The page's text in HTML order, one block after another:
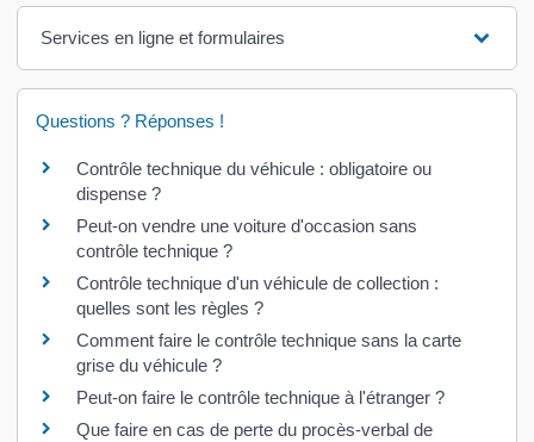
Services en ligne et formulaires
Questions ? Réponses !
Contrôle technique du véhicule : obligatoire ou
dispense ?
Peut-on vendre une voiture d'occasion sans
contrôle technique ?
Contrôle technique d'un véhicule de collection :
quelles sont les règles ?
Comment faire le contrôle technique sans la carte
grise du véhicule ?
Peut-on faire le contrôle technique à l'étranger ?
Que faire en cas de perte du procès-verbal de